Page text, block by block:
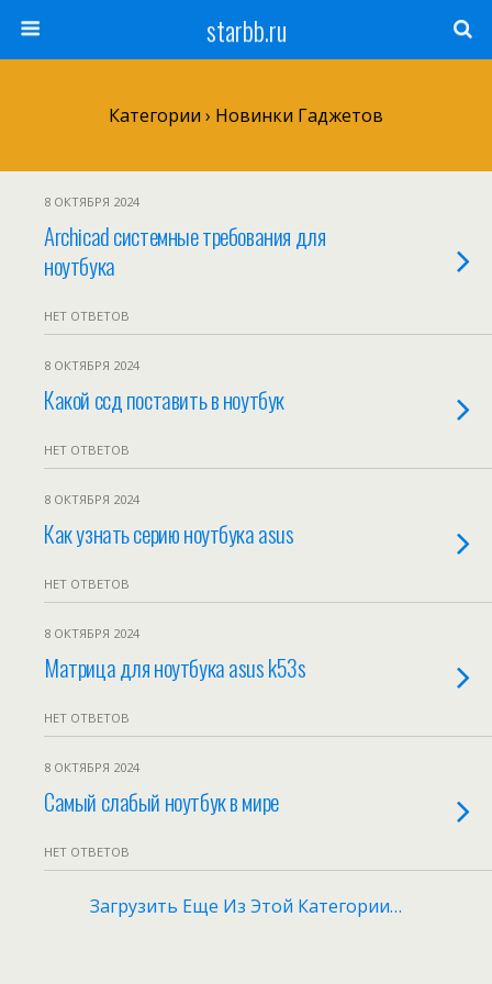
starbb.ru
Категории › Новинки Гаджетов
8 ОКТЯБРЯ 2024
Archicad системные требования для
ноутбука
НЕТ ОТВЕТОВ
8 ОКТЯБРЯ 2024
Какой ссд поставить в ноутбук
НЕТ ОТВЕТОВ
8 ОКТЯБРЯ 2024
Как узнать серию ноутбука asus
НЕТ ОТВЕТОВ
8 ОКТЯБРЯ 2024
Матрица для ноутбука asus k53s
НЕТ ОТВЕТОВ
8 ОКТЯБРЯ 2024
Самый слабый ноутбук в мире
НЕТ ОТВЕТОВ
Загрузить Еще Из Этой Категории…